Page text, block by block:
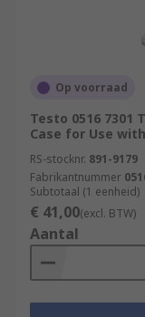
Op voorraad
Testo 0516 7301
Case for Use
RS-stocknr. 891-9179
Fabrikantnummer
Subtotaal (1 eenheid)
€ 41,00(excl. BTW)
Aantal